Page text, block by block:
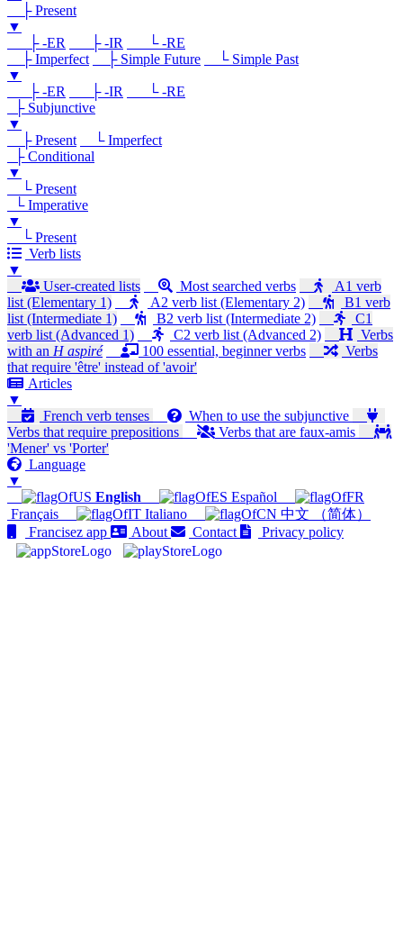
├ Present
▼
├ -ER
├ -IR
└ -RE
├ Imperfect
├ Simple Future
└ Simple Past
▼
├ -ER
├ -IR
└ -RE
├ Subjunctive
▼
├ Present
└ Imperfect
├ Conditional
▼
└ Present
└ Imperative
▼
└ Present
Verb lists
▼
User-created lists
Most searched verbs
A1 verb
list (Elementary 1)
A2 verb list (Elementary 2)
B1 verb
list (Intermediate 1)
B2 verb list (Intermediate 2)
C1
verb list (Advanced 1)
C2 verb list (Advanced 2)
Verbs
with an H aspiré 100 essential, beginner verbs
Verbs
that require 'être' instead of 'avoir'
Articles
▼
French verb tenses
When to use the subjunctive
Verbs that require prepositions
Verbs that are faux-amis
'Mener' vs 'Porter'
Language
▼
English
Español
Français
Italiano
中文 （简体）
Francisez app
About Contact Privacy policy